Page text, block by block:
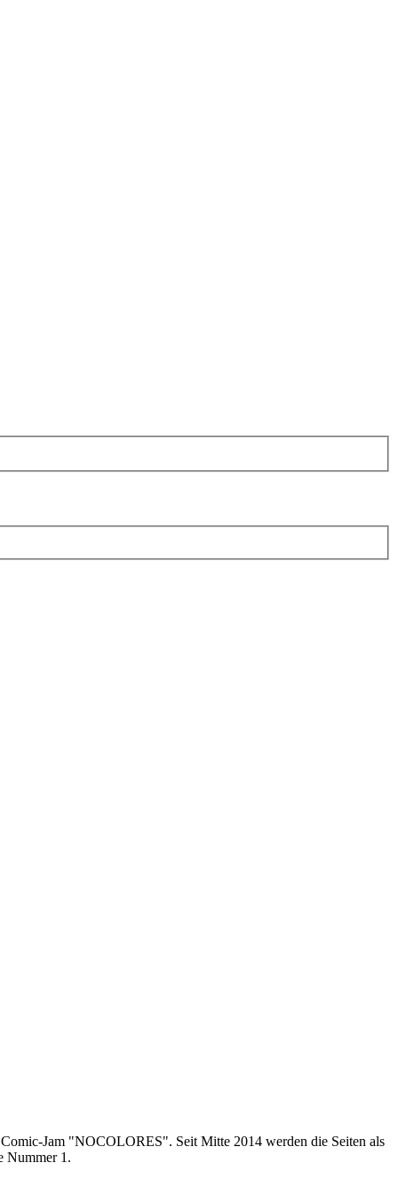
Jam "NOCOLORES". Seit Mitte 2014 werden die Seiten als
Nummer 1.